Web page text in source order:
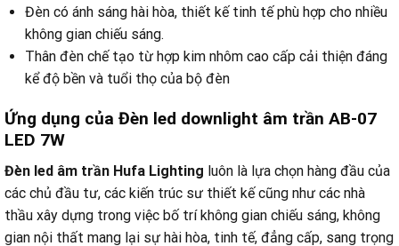
Đèn có ánh sáng hài hòa, thiết kế tinh tế phù hợp cho nhiều
không gian chiếu sáng.
Thân đèn chế tạo từ hợp kim nhôm cao cấp cải thiện đáng
kể độ bền và tuổi thọ của bộ đèn
Ứng dụng của Đèn led downlight âm trần AB-07
LED 7W
Đèn led âm trần Hufa Lighting luôn là lựa chọn hàng đầu của
các chủ đầu tư, các kiến trúc sư thiết kế cũng như các nhà
thầu xây dựng trong việc bố trí không gian chiếu sáng, không
gian nội thất mang lại sự hài hòa, tinh tế, đẳng cấp, sang trọng